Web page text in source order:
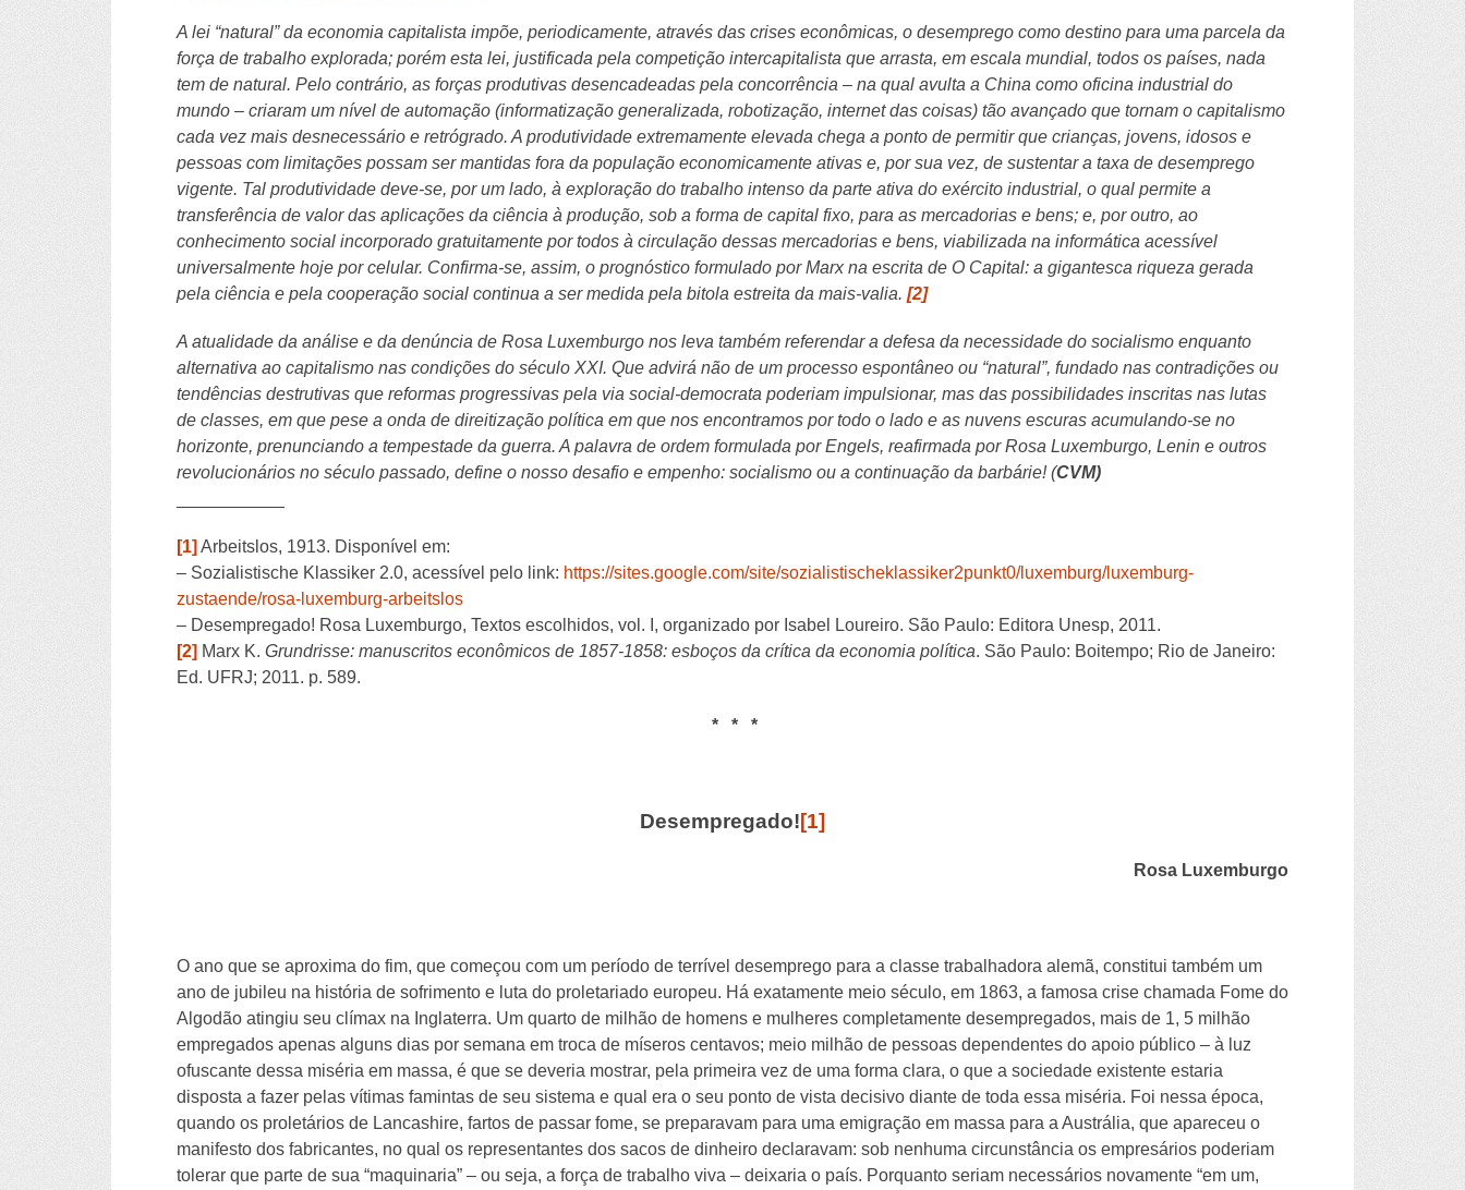
A lei “natural” da economia capitalista impõe, periodicamente, através das crises econômicas, o desemprego como destino para uma parcela da
força de trabalho explorada; porém esta lei, justificada pela competição intercapitalista que arrasta, em escala mundial, todos os países, nada
tem de natural. Pelo contrário, as forças produtivas desencadeadas pela concorrência – na qual avulta a China como oficina industrial do
mundo – criaram um nível de automação (informatização generalizada, robotização, internet das coisas) tão avançado que tornam o capitalismo
cada vez mais desnecessário e retrógrado. A produtividade extremamente elevada chega a ponto de permitir que crianças, jovens, idosos e
pessoas com limitações possam ser mantidas fora da população economicamente ativas e, por sua vez, de sustentar a taxa de desemprego
vigente. Tal produtividade deve-se, por um lado, à exploração do trabalho intenso da parte ativa do exército industrial, o qual permite a
transferência de valor das aplicações da ciência à produção, sob a forma de capital fixo, para as mercadorias e bens; e, por outro, ao
conhecimento social incorporado gratuitamente por todos à circulação dessas mercadorias e bens, viabilizada na informática acessível
universalmente hoje por celular. Confirma-se, assim, o prognóstico formulado por Marx na escrita de O Capital: a gigantesca riqueza gerada
pela ciência e pela cooperação social continua a ser medida pela bitola estreita da mais-valia. [2]
A atualidade da análise e da denúncia de Rosa Luxemburgo nos leva também referendar a defesa da necessidade do socialismo enquanto
alternativa ao capitalismo nas condições do século XXI. Que advirá não de um processo espontâneo ou “natural”, fundado nas contradições ou
tendências destrutivas que reformas progressivas pela via social-democrata poderiam impulsionar, mas das possibilidades inscritas nas lutas
de classes, em que pese a onda de direitização política em que nos encontramos por todo o lado e as nuvens escuras acumulando-se no
horizonte, prenunciando a tempestade da guerra. A palavra de ordem formulada por Engels, reafirmada por Rosa Luxemburgo, Lenin e outros
revolucionários no século passado, define o nosso desafio e empenho: socialismo ou a continuação da barbárie! (CVM)
[1] Arbeitslos, 1913. Disponível em:
– Sozialistische Klassiker 2.0, acessível pelo link: https://sites.google.com/site/sozialistischeklassiker2punkt0/luxemburg/luxemburg-
zustaende/rosa-luxemburg-arbeitslos
– Desempregado! Rosa Luxemburgo, Textos escolhidos, vol. I, organizado por Isabel Loureiro. São Paulo: Editora Unesp, 2011.
[2] Marx K. Grundrisse: manuscritos econômicos de 1857-1858: esboços da crítica da economia política. São Paulo: Boitempo; Rio de Janeiro:
Ed. UFRJ; 2011. p. 589.
* * *
Desempregado![1]
Rosa Luxemburgo
O ano que se aproxima do fim, que começou com um período de terrível desemprego para a classe trabalhadora alemã, constitui também um
ano de jubileu na história de sofrimento e luta do proletariado europeu. Há exatamente meio século, em 1863, a famosa crise chamada Fome do
Algodão atingiu seu clímax na Inglaterra. Um quarto de milhão de homens e mulheres completamente desempregados, mais de 1, 5 milhão
empregados apenas alguns dias por semana em troca de míseros centavos; meio milhão de pessoas dependentes do apoio público – à luz
ofuscante dessa miséria em massa, é que se deveria mostrar, pela primeira vez de uma forma clara, o que a sociedade existente estaria
disposta a fazer pelas vítimas famintas de seu sistema e qual era o seu ponto de vista decisivo diante de toda essa miséria. Foi nessa época,
quando os proletários de Lancashire, fartos de passar fome, se preparavam para uma emigração em massa para a Austrália, que apareceu o
manifesto dos fabricantes, no qual os representantes dos sacos de dinheiro declaravam: sob nenhuma circunstância os empresários poderiam
tolerar que parte de sua “maquinaria” – ou seja, a força de trabalho viva – deixaria o país. Porquanto seriam necessários novamente “em um,